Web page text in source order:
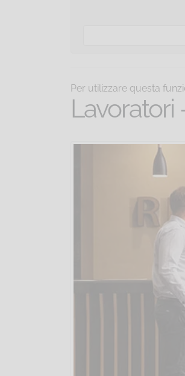
Per utilizzare questa